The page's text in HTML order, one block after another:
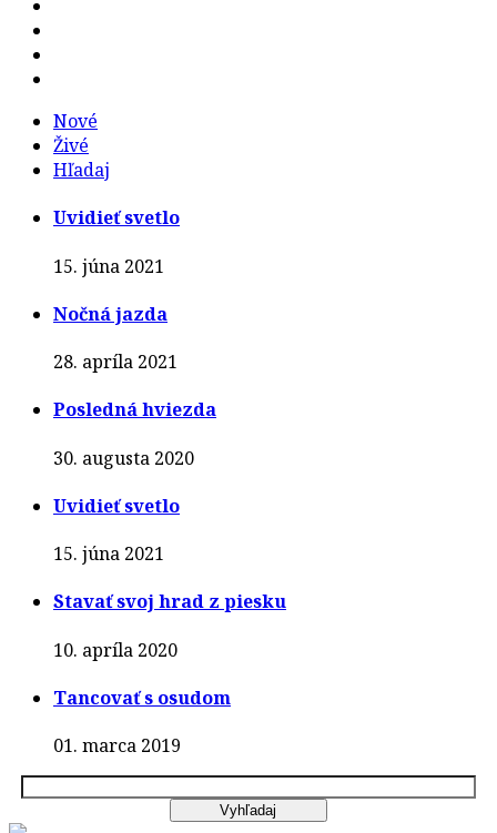
Nové
Živé
Hľadaj
Uvidieť svetlo
15. júna 2021
Nočná jazda
28. apríla 2021
Posledná hviezda
30. augusta 2020
Uvidieť svetlo
15. júna 2021
Stavať svoj hrad z piesku
10. apríla 2020
Tancovať s osudom
01. marca 2019